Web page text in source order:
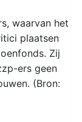
waarvan het
plaatsen
Zij
ers geen
(Bron: